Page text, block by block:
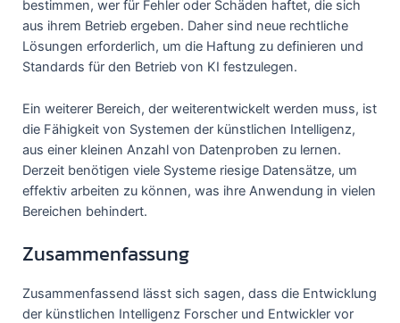
bestimmen, wer für Fehler oder Schäden haftet, die sich
aus ihrem Betrieb ergeben. Daher sind neue rechtliche
Lösungen erforderlich, um die Haftung zu definieren und
Standards für den Betrieb von KI festzulegen.
Ein weiterer Bereich, der weiterentwickelt werden muss, ist
die Fähigkeit von Systemen der künstlichen Intelligenz,
aus einer kleinen Anzahl von Datenproben zu lernen.
Derzeit benötigen viele Systeme riesige Datensätze, um
effektiv arbeiten zu können, was ihre Anwendung in vielen
Bereichen behindert.
Zusammenfassung
Zusammenfassend lässt sich sagen, dass die Entwicklung
der künstlichen Intelligenz Forscher und Entwickler vor